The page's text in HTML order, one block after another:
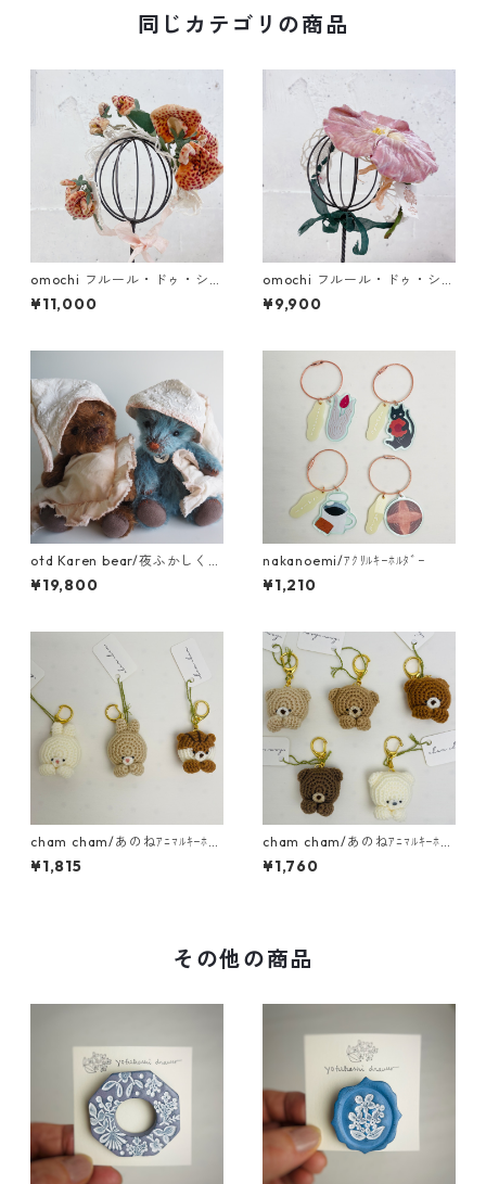
同じカテゴリの商品
omochi フルール・ドゥ・シル
ク 蘭 (ドール用ヘッドドレス)
¥11,000
omochi フルール・ドゥ・シル
ク朝顔・菊 (ドール用ヘッドド
レス)
¥9,900
otd Karen bear/夜ふかしくま
さん
¥19,800
nakanoemi/ｱｸﾘﾙｷｰﾎﾙﾀﾞｰ
¥1,210
cham cham/あのねｱﾆﾏﾙｷｰﾎﾙ
ﾀﾞｰ（うさぎ・りす）
¥1,815
cham cham/あのねｱﾆﾏﾙｷｰﾎﾙ
ﾀﾞｰ（くま）
¥1,760
その他の商品